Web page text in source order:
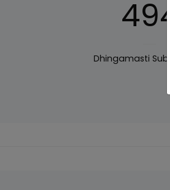
Dhingamasti